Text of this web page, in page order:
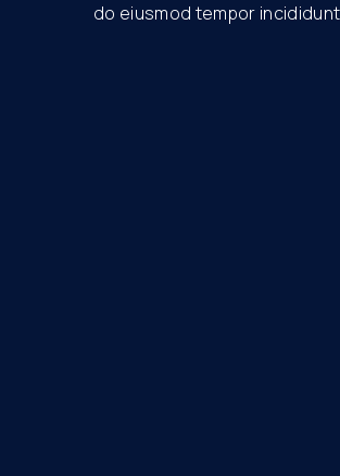
do eiusmod tempor